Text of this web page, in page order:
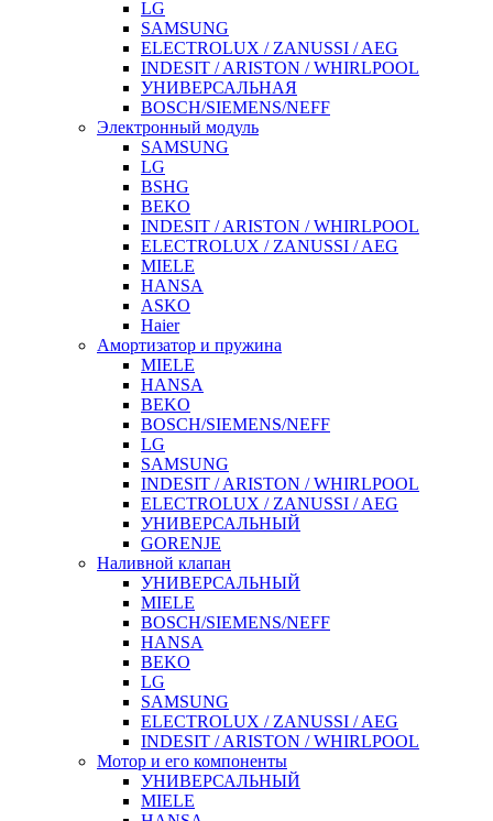
LG
SAMSUNG
ELECTROLUX / ZANUSSI / AEG
INDESIT / ARISTON / WHIRLPOOL
УНИВЕРСАЛЬНАЯ
BOSCH/SIEMENS/NEFF
Электронный модуль
SAMSUNG
LG
BSHG
BEKO
INDESIT / ARISTON / WHIRLPOOL
ELECTROLUX / ZANUSSI / AEG
MIELE
HANSA
ASKO
Haier
Амортизатор и пружина
MIELE
HANSA
BEKO
BOSCH/SIEMENS/NEFF
LG
SAMSUNG
INDESIT / ARISTON / WHIRLPOOL
ELECTROLUX / ZANUSSI / AEG
УНИВЕРСАЛЬНЫЙ
GORENJE
Наливной клапан
УНИВЕРСАЛЬНЫЙ
MIELE
BOSCH/SIEMENS/NEFF
HANSA
BEKO
LG
SAMSUNG
ELECTROLUX / ZANUSSI / AEG
INDESIT / ARISTON / WHIRLPOOL
Мотор и его компоненты
УНИВЕРСАЛЬНЫЙ
MIELE